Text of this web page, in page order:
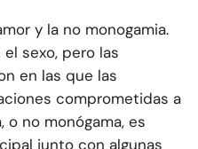
y la no monogamia.
sexo, pero las
en las que las
comprometidas a
o no monógama, es
junto con algunas